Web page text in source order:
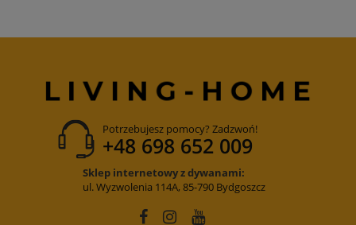
Potrzebujesz pomocy? Zadzwoń!
+48 698 652 009
Sklep internetowy z dywanami:
ul. Wyzwolenia 114A, 85-790 Bydgoszcz